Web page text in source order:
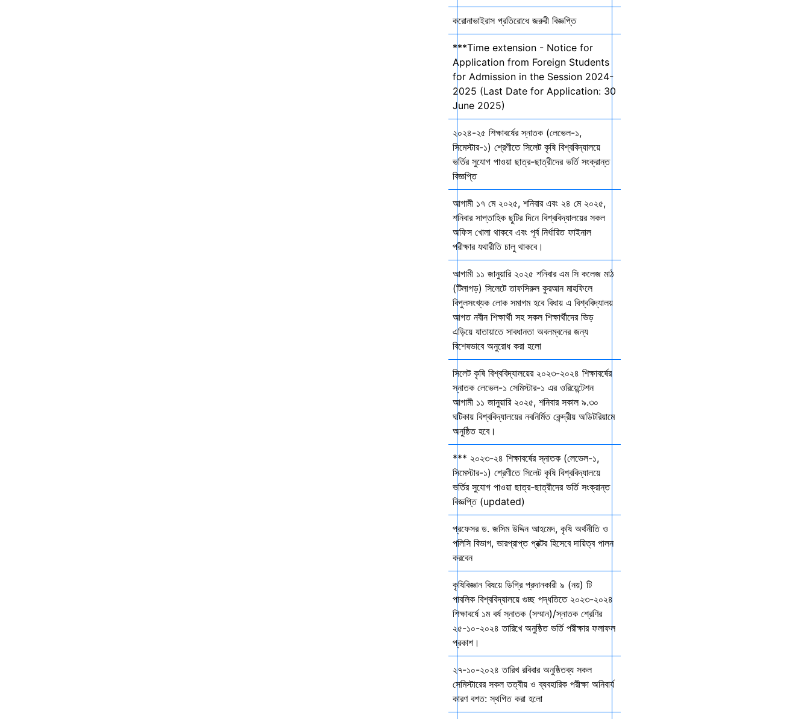
করোনাভাইরাস প্রতিরোধে জরুরী বিজ্ঞপ্তি
***Time extension - Notice for
Application from Foreign Students
for Admission in the Session 2024-
2025 (Last Date for Application: 30
June 2025)
২০২৪-২৫ শিক্ষাবর্ষের স্নাতক (লেভেল-১,
সিমেস্টার-১) শ্রেণীতে সিলেট কৃষি বিশ্ববিদ্যালয়ে
ভর্তির সুযোগ পাওয়া ছাত্র-ছাত্রীদের ভর্তি সংক্রান্ত
বিজ্ঞপ্তি
আগামী ১৭ মে ২০২৫, শনিবার এবং ২৪ মে ২০২৫,
শনিবার সাপ্তাহিক ছুটির দিনে বিশ্ববিদ্যালয়ের সকল
অফিস খোলা থাকবে এবং পূর্ব নির্ধারিত ফাইনাল
পরীক্ষার যথারীতি চালু থাকবে।
আগামী ১১ জানুয়ারি ২০২৫ শনিবার এম সি কলেজ মাঠ
(টিলাগড়) সিলেটে তাফসিরুল কুরআন মাহফিলে
বিপুলসংখ্যক লোক সমাগম হবে বিধায় এ বিশ্ববিদ্যালয়
আগত নবীন শিক্ষার্থী সহ সকল শিক্ষার্থীদের ভিড়
এড়িয়ে যাতায়াতে সাবধানতা অবলম্বনের জন্য
বিশেষভাবে অনুরোধ করা হলো
সিলেট কৃষি বিশ্ববিদ্যালয়ের ২০২৩-২০২৪ শিক্ষাবর্ষের
স্নাতক লেভেল-১ সেমিস্টার-১ এর ওরিয়েন্টেশন
আগামী ১১ জানুয়ারি ২০২৫, শনিবার সকাল ৯.৩০
ঘটিকায় বিশ্ববিদ্যালয়ের নবনির্মিত কেন্দ্রীয় অডিটরিয়ামে
অনুষ্ঠিত হবে।
*** ২০২৩-২৪ শিক্ষাবর্ষের স্নাতক (লেভেল-১,
সিমেস্টার-১) শ্রেণীতে সিলেট কৃষি বিশ্ববিদ্যালয়ে
ভর্তির সুযোগ পাওয়া ছাত্র-ছাত্রীদের ভর্তি সংক্রান্ত
বিজ্ঞপ্তি (updated)
প্রফেসর ড. জসিম উদ্দিন আহমেদ, কৃষি অর্থনীতি ও
পলিসি বিভাগ, ভারপ্রাপ্ত প্রক্টর হিসেবে দায়িত্ব পালন
করবেন
কৃষিবিজ্ঞান বিষয়ে ডিগ্রি প্রদানকারী ৯ (নয়) টি
পাবলিক বিশ্ববিদ্যালয়ে গুচ্ছ পদ্ধতিতে ২০২৩-২০২৪
শিক্ষাবর্ষে ১ম বর্ষ স্নাতক (সম্মান)/স্নাতক শ্রেণির
২৫-১০-২০২৪ তারিখে অনুষ্ঠিত ভর্তি পরীক্ষার ফলাফল
প্রকাশ।
২৭-১০-২০২৪ তারিখ রবিবার অনুষ্ঠিতব্য সকল
সেমিস্টারের সকল তত্বীয় ও ব্যবহারিক পরীক্ষা অনিবার্য
কারণ বশত: স্থগিত করা হলো